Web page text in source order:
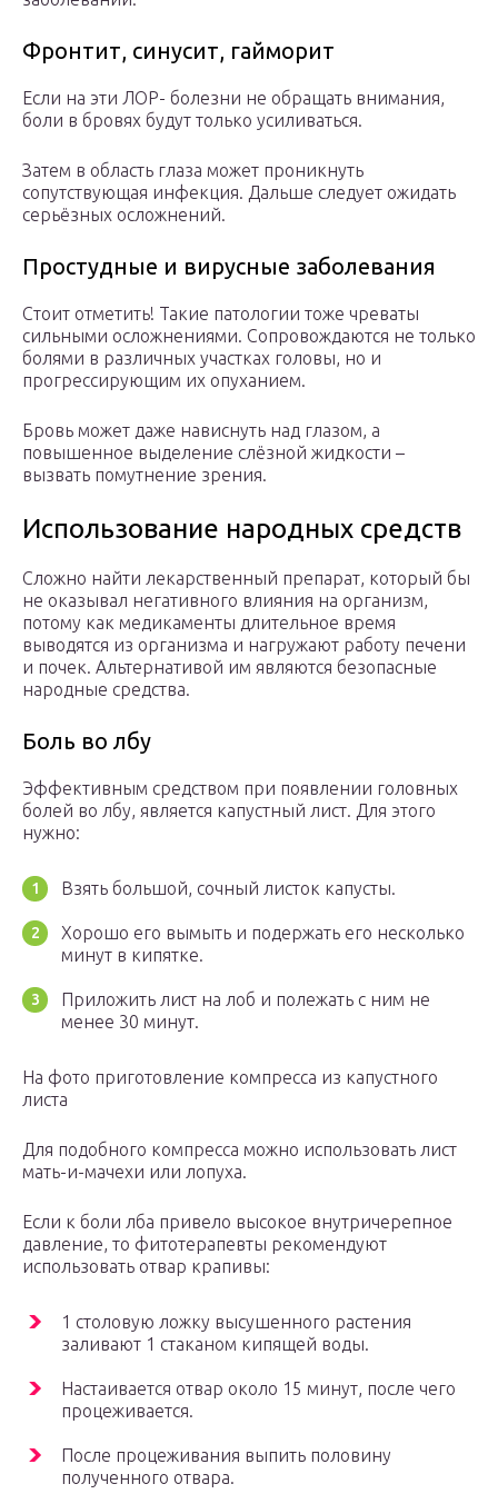
Фронтит, синусит, гайморит
Если на эти ЛОР- болезни не обращать внимания,
боли в бровях будут только усиливаться.
Затем в область глаза может проникнуть
сопутствующая инфекция. Дальше следует ожидать
серьёзных осложнений.
Простудные и вирусные заболевания
Стоит отметить! Такие патологии тоже чреваты
сильными осложнениями. Сопровождаются не только
болями в различных участках головы, но и
прогрессирующим их опуханием.
Бровь может даже нависнуть над глазом, а
повышенное выделение слёзной жидкости –
вызвать помутнение зрения.
Использование народных средств
Сложно найти лекарственный препарат, который бы
не оказывал негативного влияния на организм,
потому как медикаменты длительное время
выводятся из организма и нагружают работу печени
и почек. Альтернативой им являются безопасные
народные средства.
Боль во лбу
Эффективным средством при появлении головных
болей во лбу, является капустный лист. Для этого
нужно:
Взять большой, сочный листок капусты.
Хорошо его вымыть и подержать его несколько
минут в кипятке.
Приложить лист на лоб и полежать с ним не
менее 30 минут.
На фото приготовление компресса из капустного
листа
Для подобного компресса можно использовать лист
мать-и-мачехи или лопуха.
Если к боли лба привело высокое внутричерепное
давление, то фитотерапевты рекомендуют
использовать отвар крапивы:
1 столовую ложку высушенного растения
заливают 1 стаканом кипящей воды.
Настаивается отвар около 15 минут, после чего
процеживается.
После процеживания выпить половину
полученного отвара.